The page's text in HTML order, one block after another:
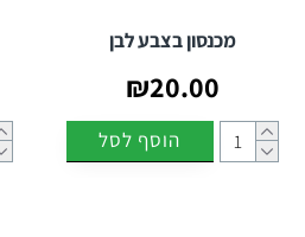
מכנסון בצבע לבן
₪20.00
הוסף לסל